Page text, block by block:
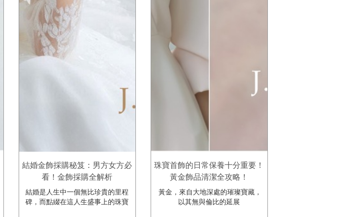
結婚金飾採購秘笈：男方女方必
看！金飾採購全解析
結婚是人生中一個無比珍貴的里程
碑，而點綴在這人生盛事上的珠寶
珠寶首飾的日常保養十分重要！
黃金飾品清潔全攻略！
黃金，來自大地深處的璀璨寶藏，
以其無與倫比的延展